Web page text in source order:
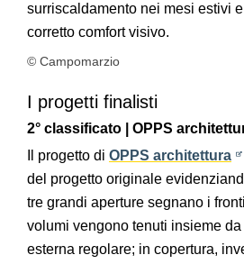
surriscaldamento nei mesi estivi
corretto comfort visivo.
© Campomarzio
I progetti finalisti
2° classificato | OPPS
Il progetto di OPPS architettura
del progetto originale
tre grandi aperture segnano i
volumi vengono tenuti insieme
esterna regolare; in copertura,